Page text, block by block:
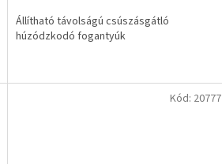
Állítható távolságú csúszásgátló
húzódzkodó fogantyúk
Kód: 20777